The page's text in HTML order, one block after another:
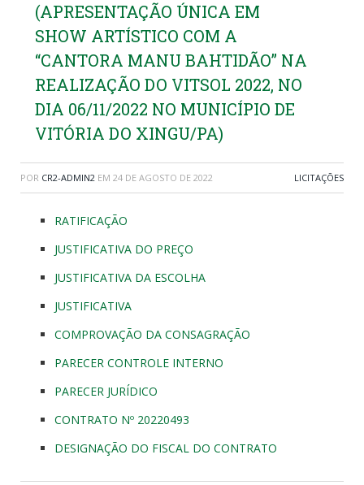
(APRESENTAÇÃO ÚNICA EM
SHOW ARTÍSTICO COM A
“CANTORA MANU BAHTIDÃO” NA
REALIZAÇÃO DO VITSOL 2022, NO
DIA 06/11/2022 NO MUNICÍPIO DE
VITÓRIA DO XINGU/PA)
POR CR2-ADMIN2 EM 24 DE AGOSTO DE 2022 LICITAÇÕES
RATIFICAÇÃO
JUSTIFICATIVA DO PREÇO
JUSTIFICATIVA DA ESCOLHA
JUSTIFICATIVA
COMPROVAÇÃO DA CONSAGRAÇÃO
PARECER CONTROLE INTERNO
PARECER JURÍDICO
CONTRATO Nº 20220493
DESIGNAÇÃO DO FISCAL DO CONTRATO